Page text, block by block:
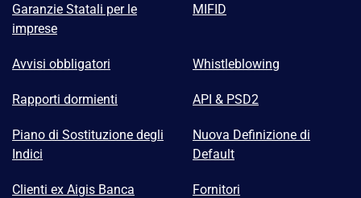
Garanzie Statali per le
imprese
MIFID
Avvisi obbligatori Whistleblowing
Rapporti dormienti API & PSD2
Piano di Sostituzione degli
Indici
Nuova Definizione di
Default
Clienti ex Aigis Banca Fornitori